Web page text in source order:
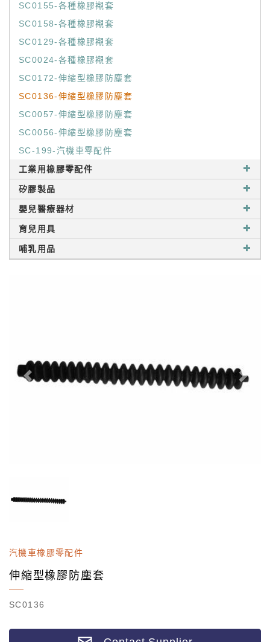
SC0155-各種橡膠襯套
SC0158-各種橡膠襯套
SC0129-各種橡膠襯套
SC0024-各種橡膠襯套
SC0172-伸縮型橡膠防塵套
SC0136-伸縮型橡膠防塵套
SC0057-伸縮型橡膠防塵套
SC0056-伸縮型橡膠防塵套
SC-199-汽機車零配件
工業用橡膠零配件
矽膠製品
嬰兒醫療器材
育兒用具
哺乳用品
汽機車橡膠零配件
伸縮型橡膠防塵套
SC0136